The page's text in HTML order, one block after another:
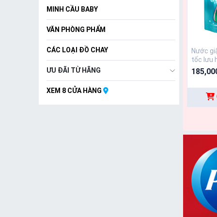
MINH CẦU BABY
VĂN PHÒNG PHẨM
CÁC LOẠI ĐỒ CHAY
ƯU ĐÃI TỪ HÃNG
XEM 8 CỬA HÀNG
Nước
tốc lưu
3.4 kg